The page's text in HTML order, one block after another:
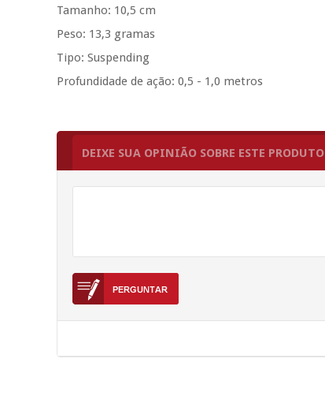
Tamanho: 10,5 cm
Peso: 13,3 gramas
Tipo: Suspending
Profundidade de ação: 0,5 - 1,0 metros
DEIXE SUA OPINIÃO SOBRE ESTE PRODUTO